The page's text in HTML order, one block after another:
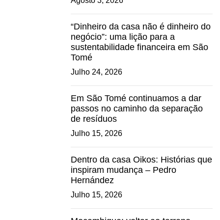
“Dinheiro da casa não é dinheiro do
negócio”: uma lição para a
sustentabilidade financeira em São
Tomé
Julho 24, 2026
Em São Tomé continuamos a dar
passos no caminho da separação
de resíduos
Julho 15, 2026
Dentro da casa Oikos: Histórias que
inspiram mudança – Pedro
Hernández
Julho 15, 2026